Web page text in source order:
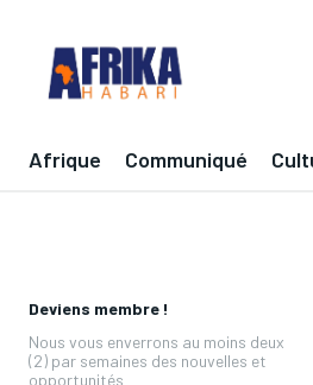
Afrique Communiqué
Deviens membre !
Nous vous enverrons au moins deux
(2) par semaines des nouvelles et
opportunités